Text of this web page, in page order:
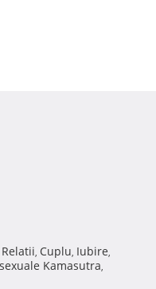
Relatii, Cuplu, Iubire,
Kamasutra,